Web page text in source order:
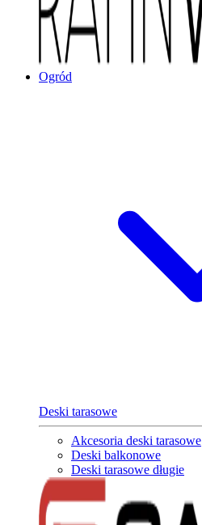
Ogród
Deski tarasowe
Akcesoria deski tarasowe
Deski balkonowe
Deski tarasowe długie